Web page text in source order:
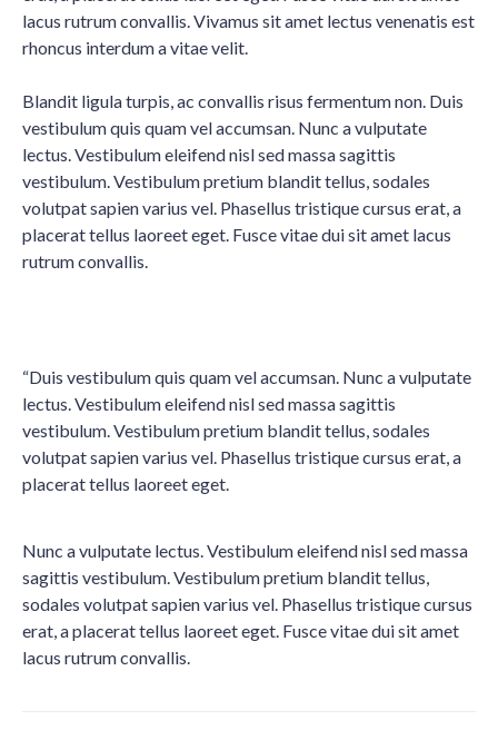
lacus rutrum convallis. Vivamus sit amet lectus venenatis est
rhoncus interdum a vitae velit.
Blandit ligula turpis, ac convallis risus fermentum non. Duis
vestibulum quis quam vel accumsan. Nunc a vulputate
lectus. Vestibulum eleifend nisl sed massa sagittis
vestibulum. Vestibulum pretium blandit tellus, sodales
volutpat sapien varius vel. Phasellus tristique cursus erat, a
placerat tellus laoreet eget. Fusce vitae dui sit amet lacus
rutrum convallis.
“Duis vestibulum quis quam vel accumsan. Nunc a vulputate
lectus. Vestibulum eleifend nisl sed massa sagittis
vestibulum. Vestibulum pretium blandit tellus, sodales
volutpat sapien varius vel. Phasellus tristique cursus erat, a
placerat tellus laoreet eget.
Nunc a vulputate lectus. Vestibulum eleifend nisl sed massa
sagittis vestibulum. Vestibulum pretium blandit tellus,
sodales volutpat sapien varius vel. Phasellus tristique cursus
erat, a placerat tellus laoreet eget. Fusce vitae dui sit amet
lacus rutrum convallis.
Schreiben Sie mir Ihr Anliegen hier.
Ich rufe Sie gerne zurück.
Senden